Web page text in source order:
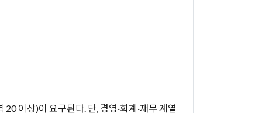
이상)이 요구된다. 단, 경영·회계·재무 계열